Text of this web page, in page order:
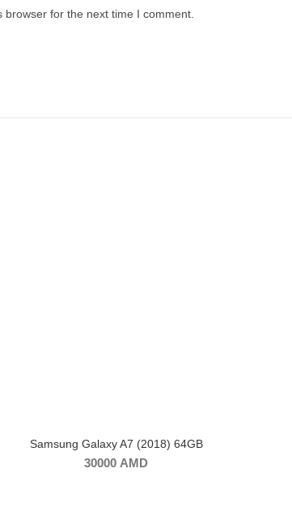
for the next time I comment.
Samsung Galaxy A7 (2018) 64GB
30000 AMD